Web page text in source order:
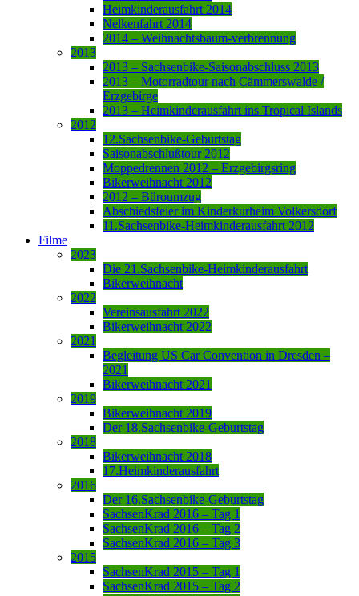
Heimkinderausfahrt 2014
Nelkenfahrt 2014
2014 – Weihnachtsbaum-verbrennung
2013
2013 – Sachsenbike-Saisonabschluss 2013
2013 – Motorradtour nach Cämmerswalde /
Erzgebirge
2013 – Heimkinderausfahrt ins Tropical Islands
2012
12.Sachsenbike-Geburtstag
Saisonabschlußtour 2012
Moppedrennen 2012 – Erzgebirgsring
Bikerweihnacht 2012
2012 – Büroumzug
Abschiedsfeier im Kinderkurheim Volkersdorf
11.Sachsenbike-Heimkinderausfahrt 2012
Filme
2023
Die 21.Sachsenbike-Heimkinderausfahrt
Bikerweihnacht
2022
Vereinsausfahrt 2022
Bikerweihnacht 2022
2021
Begleitung US Car Convention in Dresden –
2021
Bikerweihnacht 2021
2019
Bikerweihnacht 2019
Der 18.Sachsenbike-Geburtstag
2018
Bikerweihnacht 2018
17.Heimkinderausfahrt
2016
Der 16.Sachsenbike-Geburtstag
SachsenKrad 2016 – Tag 1
SachsenKrad 2016 – Tag 2
SachsenKrad 2016 – Tag 3
2015
SachsenKrad 2015 – Tag 1
SachsenKrad 2015 – Tag 2